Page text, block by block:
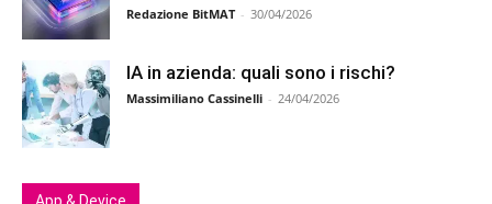
Redazione BitMAT - 30/04/2026
IA in azienda: quali sono i rischi?
Massimiliano Cassinelli - 24/04/2026